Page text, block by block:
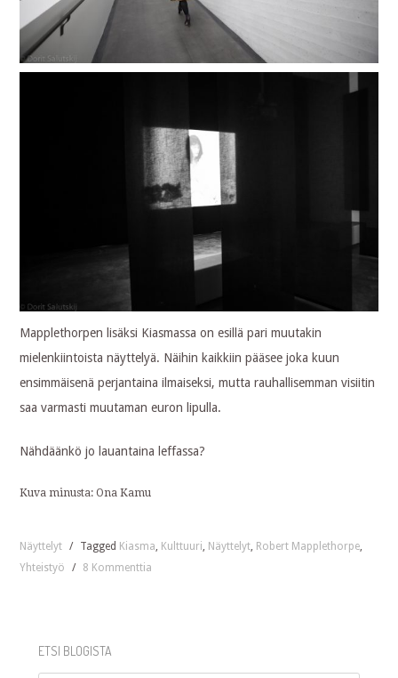
Mapplethorpen lisäksi Kiasmassa on esillä pari muutakin
mielenkiintoista näyttelyä. Näihin kaikkiin pääsee joka kuun
ensimmäisenä perjantaina ilmaiseksi, mutta rauhallisemman visiitin
saa varmasti muutaman euron lipulla.
Nähdäänkö jo lauantaina leffassa?
Kuva minusta: Ona Kamu
Näyttelyt / Tagged Kiasma, Kulttuuri, Näyttelyt, Robert Mapplethorpe,
Yhteistyö
/ 8 Kommenttia
ETSI BLOGISTA